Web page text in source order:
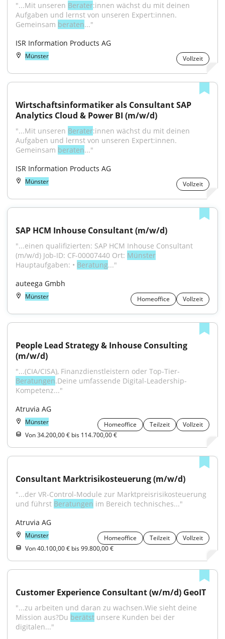
"...Mit unseren Berater:innen wächst du mit deinen
Aufgaben und lernst von unseren Expert:innen.
Gemeinsam beraten..."
ISR Information Products AG
Münster Vollzeit
Wirtschaftsinformatiker als Consultant SAP
Analytics Cloud & Power BI (m/w/d)
"...Mit unseren Berater:innen wächst du mit deinen
Aufgaben und lernst von unseren Expert:innen.
Gemeinsam beraten..."
ISR Information Products AG
Münster Vollzeit
SAP HCM Inhouse Consultant (m/w/d)
"...einen qualifizierten: SAP HCM Inhouse Consultant
(m/w/d) Job-ID: CF-00007440 Ort: Münster
Hauptaufgaben: • Beratung..."
auteega Gmbh
Münster Homeoffice Vollzeit
People Lead Strategy & Inhouse Consulting
(m/w/d)
"...(CIA/CISA), Finanzdienstleistern oder Top-Tier-
Beratungen.Deine umfassende Digital-Leadership-
Kompetenz..."
Atruvia AG
Münster Homeoffice Teilzeit
Vollzeit
Von 34.200,00 € bis 114.700,00 €
Consultant Marktrisikosteuerung (m/w/d)
"...der VR-Control-Module zur Marktpreisrisikosteuerung
und führst Beratungen im Bereich technisches..."
Atruvia AG
Münster Homeoffice Teilzeit
Vollzeit
Von 40.100,00 € bis 99.800,00 €
Customer Experience Consultant (w/m/d) GeoIT
"...zu arbeiten und daran zu wachsen.Wie sieht deine
Mission aus?Du berätst unsere Kunden bei der
digitalen..."